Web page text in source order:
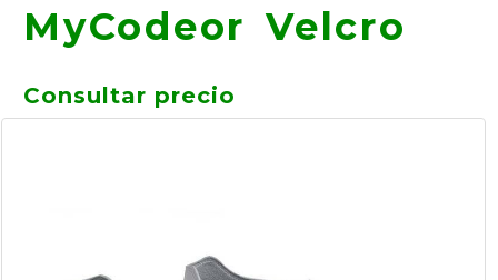
MyCodeor Velcro
Consultar precio